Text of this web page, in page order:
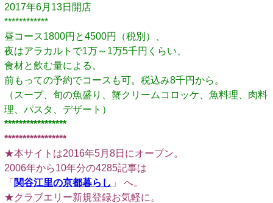
2017年6月13日開店
************
昼コース1800円と4500円（税別）、
夜はアラカルトで1万～1万5千円くらい、
食材と飲む量による。
前もっての予約でコースも可。税込み8千円から。
（スープ、旬の魚盛り、蟹クリームコロッケ、魚料理、肉料
理、パスタ、デザート）
*****************
*****************
★本サイトは2016年5月8日にオープン。
2006年から10年分の4285記事は
「 関谷江里の京都暮らし 」 へ。
★クラブエリー新規登録お気軽に。